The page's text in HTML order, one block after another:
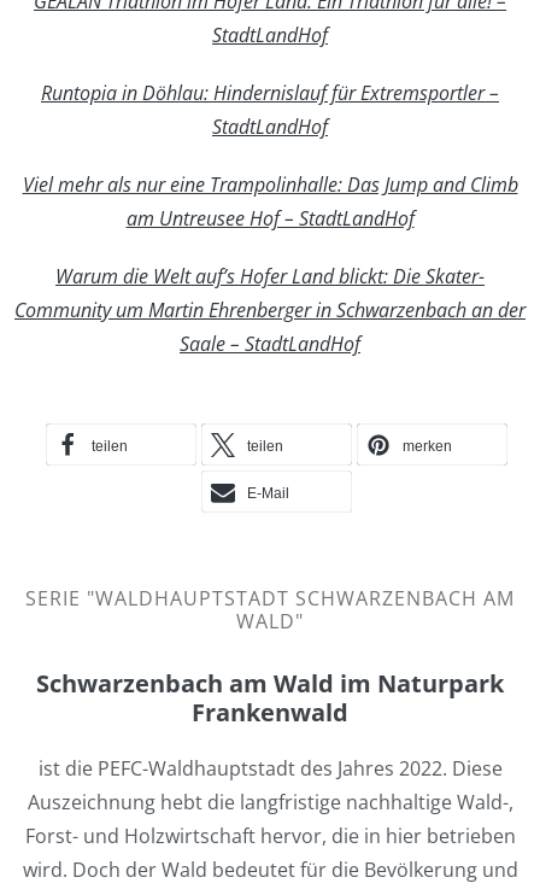
StadtLandHof
Runtopia in Döhlau: Hindernislauf für Extremsportler –
StadtLandHof
Viel mehr als nur eine Trampolinhalle: Das Jump and Climb
am Untreusee Hof – StadtLandHof
Warum die Welt auf’s Hofer Land blickt: Die Skater-
Community um Martin Ehrenberger in Schwarzenbach an der
Saale – StadtLandHof
teilen teilen merken
E-Mail
SERIE "WALDHAUPTSTADT SCHWARZENBACH AM
WALD"
Schwarzenbach am Wald im Naturpark
Frankenwald
ist die PEFC-Waldhauptstadt des Jahres 2022. Diese
Auszeichnung hebt die langfristige nachhaltige Wald-,
Forst- und Holzwirtschaft hervor, die in hier betrieben
wird. Doch der Wald bedeutet für die Bevölkerung und